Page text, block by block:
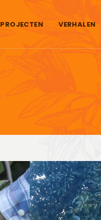
PROJECTEN VERHALEN